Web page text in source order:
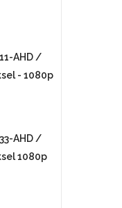
AHD /
- 1080p
AHD /
1080p